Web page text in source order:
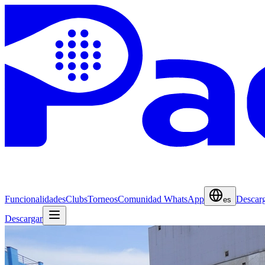
FuncionalidadesClubsTorneosComunidad WhatsApp es
Descargar